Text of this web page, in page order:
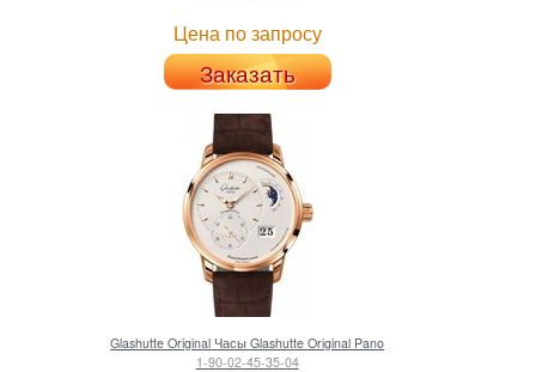
Цена по запросу
Заказать
Glashutte Original Часы Glashutte Original Pano
1-90-02-45-35-04